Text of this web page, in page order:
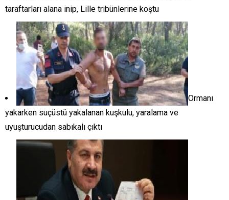
taraftarları alana inip, Lille tribünlerine koştu
Ormanı
yakarken suçüstü yakalanan kuşkulu, yaralama ve
uyuşturucudan sabıkalı çıktı